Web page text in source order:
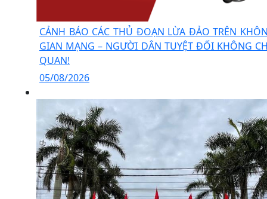
CẢNH BÁO CÁC THỦ ĐOẠN LỪA ĐẢO TRÊN
GIAN MẠNG – NGƯỜI DÂN TUYỆT ĐỐI KHÔNG
QUAN!
05/08/2026